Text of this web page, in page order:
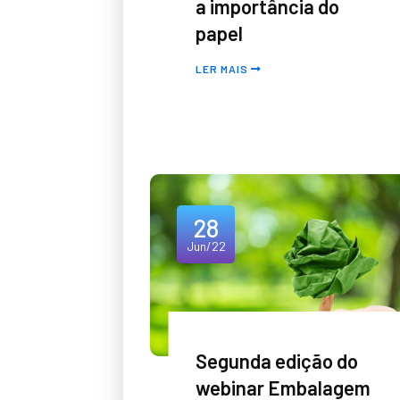
a importância do
papel
LER MAIS
28
Jun/22
Segunda edição do
webinar Embalagem